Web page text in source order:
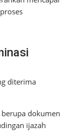
diterima
berupa dokumen
ijazah